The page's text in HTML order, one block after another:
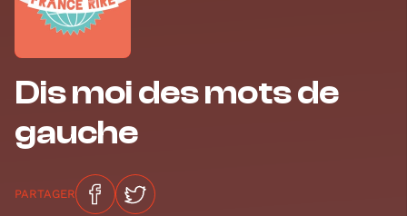
Dis moi des mots de
gauche
PARTAGER